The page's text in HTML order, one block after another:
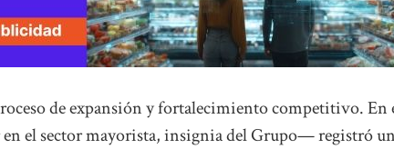
de expansión y fortalecimiento competitivo. En
el sector mayorista, insignia del Grupo— registró